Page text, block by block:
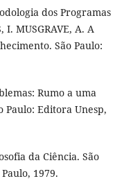
dos Programas
I. MUSGRAVE, A. A
São Paulo:
Rumo a uma
Paulo: Editora Unesp,
da Ciência. São
1979.